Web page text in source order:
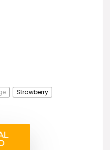
Strawberry